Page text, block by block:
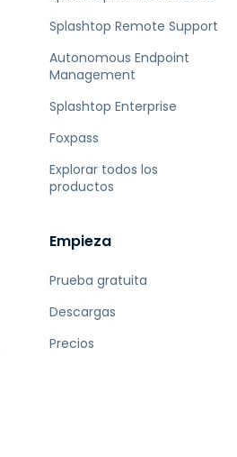
Splashtop Remote Support
Autonomous Endpoint
Management
Splashtop Enterprise
Foxpass
Explorar todos los
productos
Empieza
Prueba gratuita
Descargas
Precios